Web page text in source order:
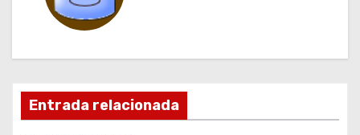
c
iEntrada relacionada